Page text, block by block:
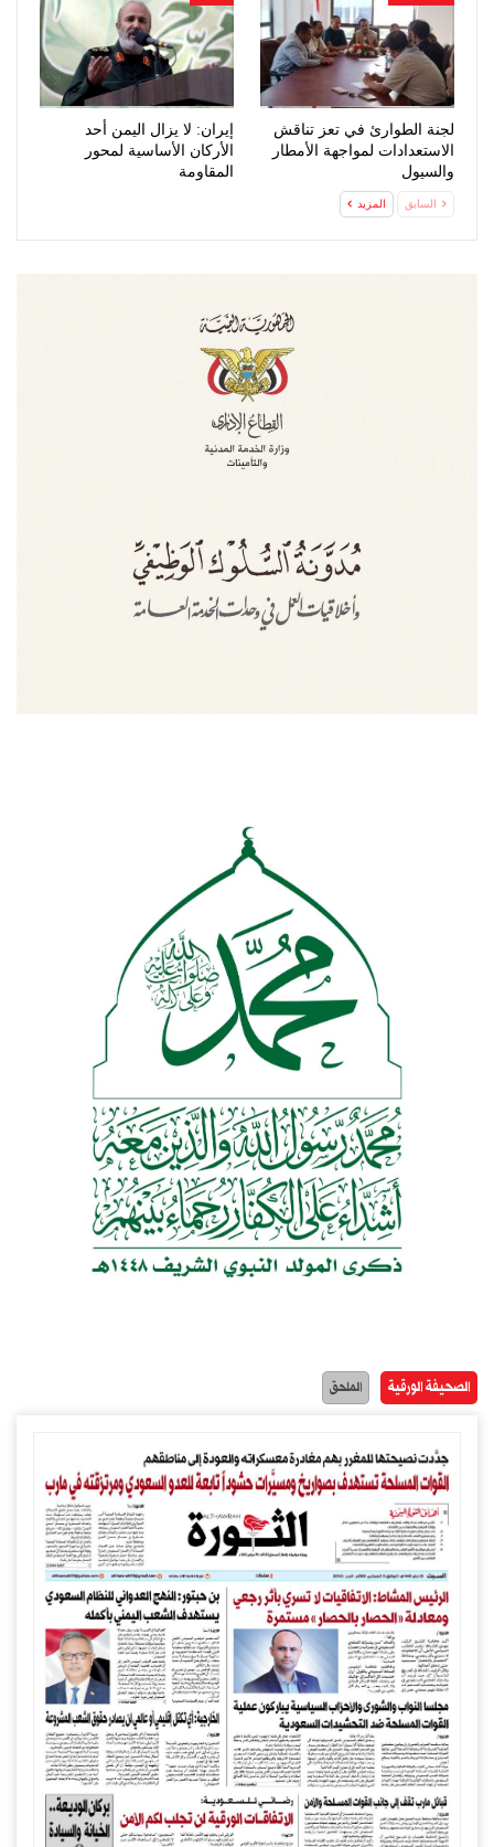
لجنة الطوارئ في تعز تناقش
الاستعدادات لمواجهة الأمطار
والسيول
إيران: لا يزال اليمن أحد
الأركان الأساسية لمحور
المقاومة
السابق المزيد
الصحيفة الورقية الملحق